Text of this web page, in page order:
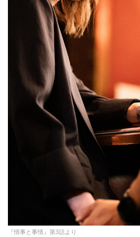
『情事と事情』第3話より